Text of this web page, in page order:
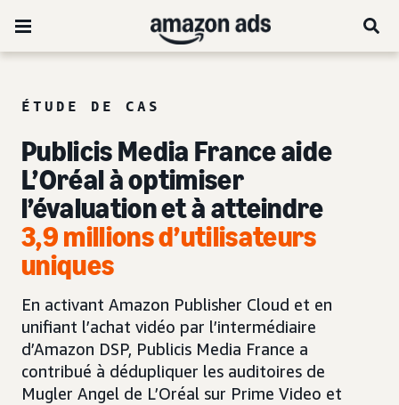
ÉTUDE DE CAS
Publicis Media France aide
L’Oréal à optimiser
l’évaluation et à atteindre
3,9 millions d’utilisateurs
uniques
En activant Amazon Publisher Cloud et en
unifiant l’achat vidéo par l’intermédiaire
d’Amazon DSP, Publicis Media France a
contribué à dédupliquer les auditoires de
Mugler Angel de L’Oréal sur Prime Video et